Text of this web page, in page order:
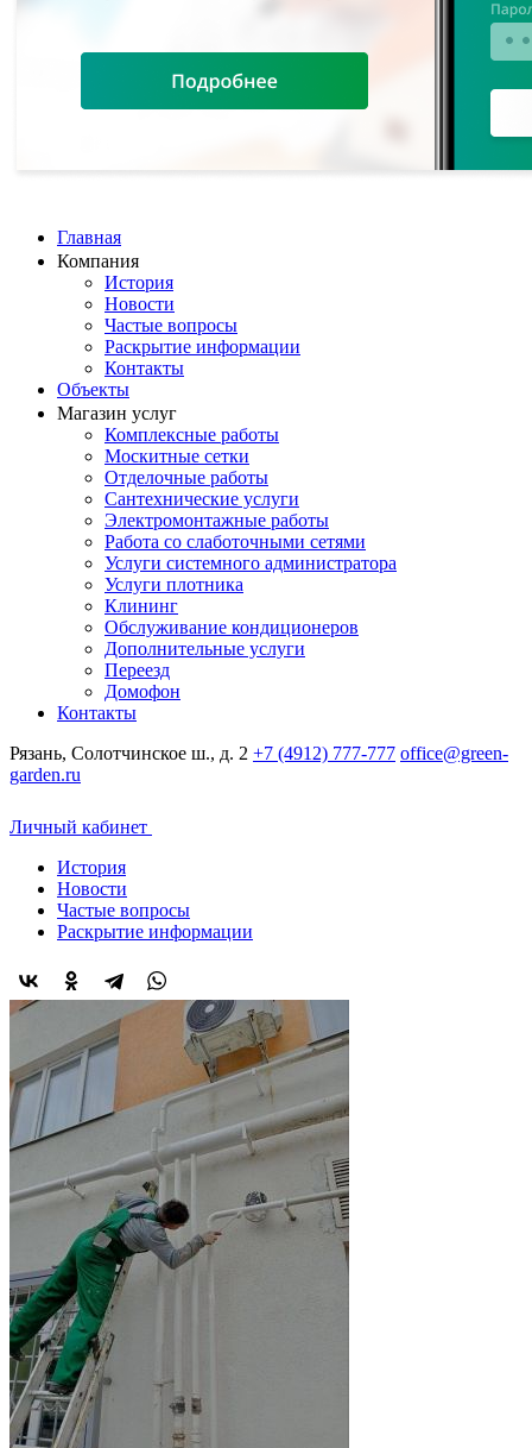
Главная
Компания
История
Новости
Частые вопросы
Раскрытие информации
Контакты
Объекты
Магазин услуг
Комплексные работы
Москитные сетки
Отделочные работы
Сантехнические услуги
Электромонтажные работы
Работа со слаботочными сетями
Услуги системного администратора
Услуги плотника
Клининг
Обслуживание кондиционеров
Дополнительные услуги
Переезд
Домофон
Контакты
Рязань, Солотчинское ш., д. 2 +7 (4912) 777-777 office@green-
garden.ru
Личный кабинет
История
Новости
Частые вопросы
Раскрытие информации